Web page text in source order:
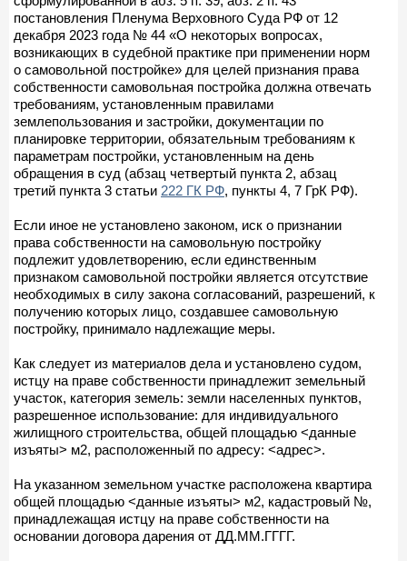
постановления Пленума Верховного Суда РФ от 12
декабря 2023 года № 44 «О некоторых вопросах,
возникающих в судебной практике при применении норм
о самовольной постройке» для целей признания права
собственности самовольная постройка должна отвечать
требованиям, установленным правилами
землепользования и застройки, документации по
планировке территории, обязательным требованиям к
параметрам постройки, установленным на день
обращения в суд (абзац четвертый пункта 2, абзац
третий пункта 3 статьи 222 ГК РФ, пункты 4, 7 ГрК РФ).
Если иное не установлено законом, иск о признании
права собственности на самовольную постройку
подлежит удовлетворению, если единственным
признаком самовольной постройки является отсутствие
необходимых в силу закона согласований, разрешений, к
получению которых лицо, создавшее самовольную
постройку, принимало надлежащие меры.
Как следует из материалов дела и установлено судом,
истцу на праве собственности принадлежит земельный
участок, категория земель: земли населенных пунктов,
разрешенное использование: для индивидуального
жилищного строительства, общей площадью <данные
изъяты> м2, расположенный по адресу: <адрес>.
На указанном земельном участке расположена квартира
общей площадью <данные изъяты> м2, кадастровый №,
принадлежащая истцу на праве собственности на
основании договора дарения от ДД.ММ.ГГГГ.